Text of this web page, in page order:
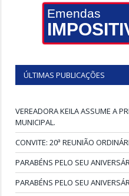
Emendas
ÚLTIMAS PUBLICAÇÕES
VEREADORA KEILA ASSUME A
MUNICIPAL.
CONVITE: 20ª REUNIÃO
PARABÉNS PELO SEU
PARABÉNS PELO SEU